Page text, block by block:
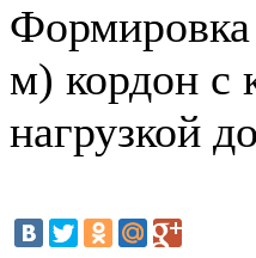
м) кордон с
нагрузкой